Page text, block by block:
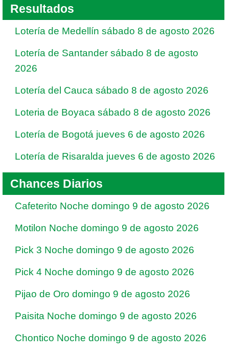
Resultados
Lotería de Medellín sábado 8 de agosto 2026
Lotería de Santander sábado 8 de agosto
2026
Lotería del Cauca sábado 8 de agosto 2026
Loteria de Boyaca sábado 8 de agosto 2026
Lotería de Bogotá jueves 6 de agosto 2026
Lotería de Risaralda jueves 6 de agosto 2026
Chances Diarios
Cafeterito Noche domingo 9 de agosto 2026
Motilon Noche domingo 9 de agosto 2026
Pick 3 Noche domingo 9 de agosto 2026
Pick 4 Noche domingo 9 de agosto 2026
Pijao de Oro domingo 9 de agosto 2026
Paisita Noche domingo 9 de agosto 2026
Chontico Noche domingo 9 de agosto 2026